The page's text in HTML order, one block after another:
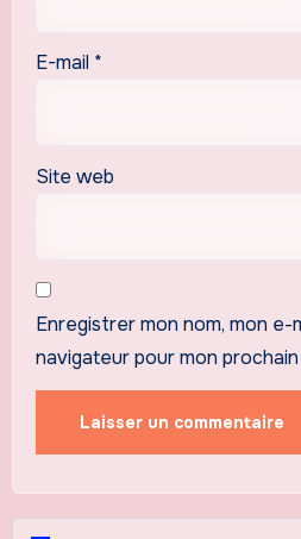
E-mail *
Site web
Enregistrer mon nom, mon e-
navigateur pour mon